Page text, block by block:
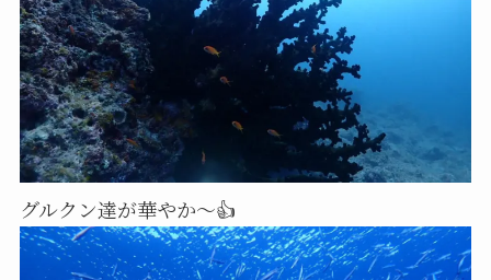
グルクン達が華やか～👍️